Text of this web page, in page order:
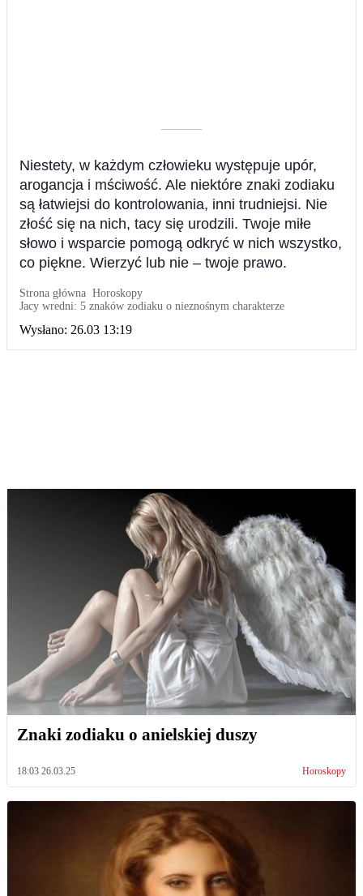
––––––––––
Niestety, w każdym człowieku występuje upór,
arogancja i mściwość. Ale niektóre znaki zodiaku
są łatwiejsi do kontrolowania, inni trudniejsi. Nie
złość się na nich, tacy się urodzili. Twoje miłe
słowo i wsparcie pomogą odkryć w nich wszystko,
co piękne. Wierzyć lub nie – twoje prawo.
Strona główna Horoskopy
Jacy wredni: 5 znaków zodiaku o nieznośnym charakterze
Wysłano: 26.03 13:19
Znaki zodiaku o anielskiej duszy
18:03 26.03.25 Horoskopy